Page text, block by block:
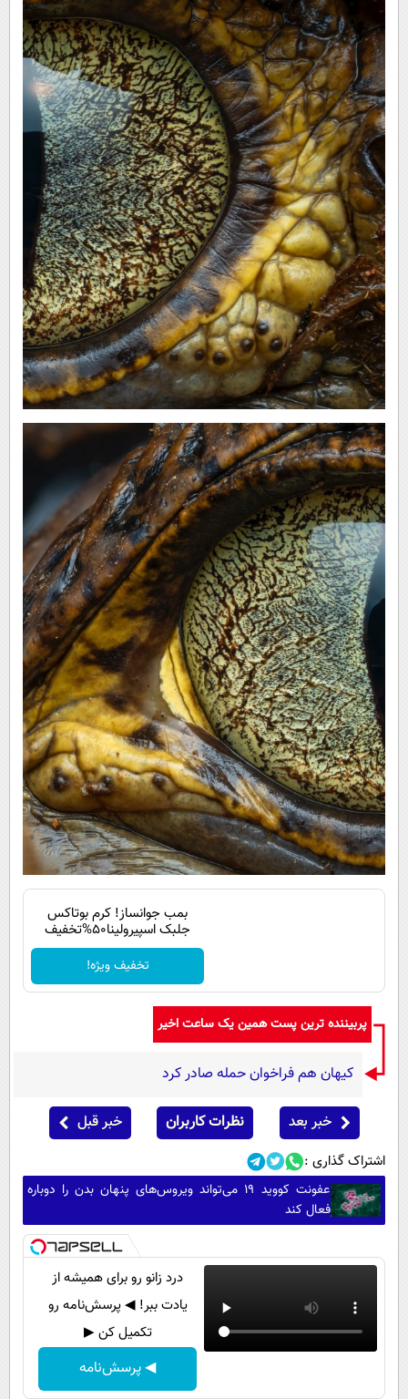
بمب جوانساز! کرم بوتاکس
جلبک اسپیرولینا50%تخفیف
تخفیف ویژه!
پربیننده ترین پست همین یک ساعت اخیر
کیهان هم فراخوان حمله صادر کرد
خبر بعد نظرات کاربران خبر قبل
اشتراک گذاری :
عفونت کووید ۱۹ می‌تواند ویروس‌های پنهان بدن را دوباره
فعال کند
درد زانو رو برای همیشه از
یادت ببر! ◀ پرسش‌نامه رو
تکمیل کن ▶
◀ پرسش‌نامه